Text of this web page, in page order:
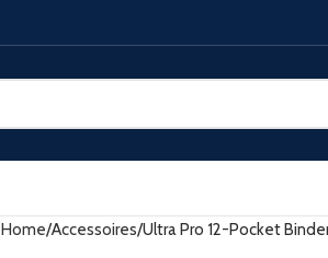
Home Accessoires Ultra Pro 12-Pocket